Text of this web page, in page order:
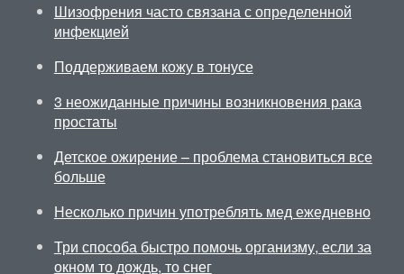
Шизофрения часто связана с определенной
инфекцией
Поддерживаем кожу в тонусе
3 неожиданные причины возникновения рака
простаты
Детское ожирение – проблема становиться все
больше
Несколько причин употреблять мед ежедневно
Три способа быстро помочь организму, если за
окном то дождь, то снег